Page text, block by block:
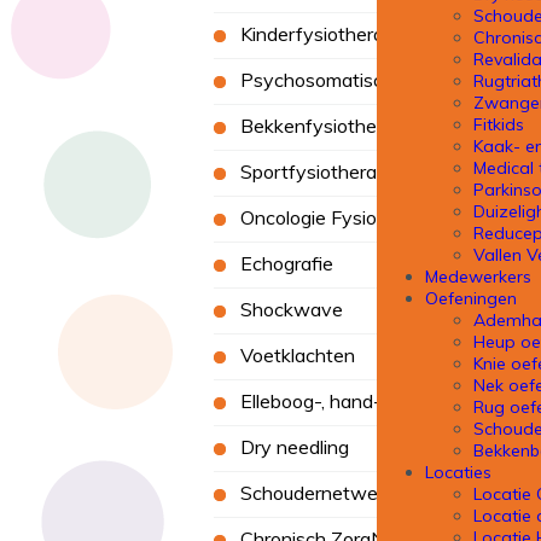
Fitkids
Kaak-
Medical
Vallen
Medewerkers
Oefeningen
Heup
Knie
Nek
Rug
Locaties
Locatie
Locatie
Kinderfysiotherapie
Psychosomatische fysiotherapie
Bekkenfysiotherapie
Sportfysiotherapie
Oncologie Fysiotherapie
Echografie
Shockwave
Voetklachten
Elleboog-, hand- en polstherapie
Dry needling
Schoudernetwerk